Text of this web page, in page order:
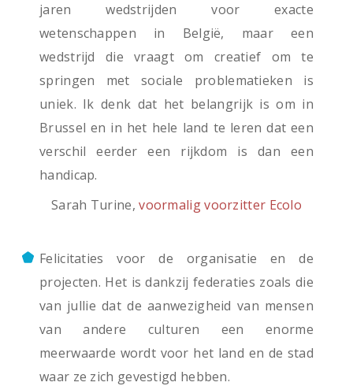
jaren wedstrijden voor exacte
wetenschappen in België, maar een
wedstrijd die vraagt om creatief om te
springen met sociale problematieken is
uniek. Ik denk dat het belangrijk is om in
Brussel en in het hele land te leren dat een
verschil eerder een rijkdom is dan een
handicap.
Sarah Turine,voormalig voorzitter Ecolo
Felicitaties voor de organisatie en de
projecten. Het is dankzij federaties zoals die
van jullie dat de aanwezigheid van mensen
van andere culturen een enorme
meerwaarde wordt voor het land en de stad
waar ze zich gevestigd hebben.